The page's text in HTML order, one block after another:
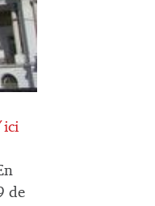
de